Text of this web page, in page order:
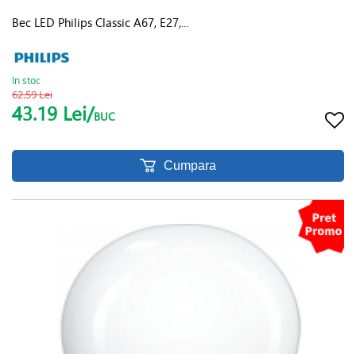
Bec LED Philips Classic A67, E27,...
In stoc
62.59 Lei
43.19 Lei/BUC
Cumpara